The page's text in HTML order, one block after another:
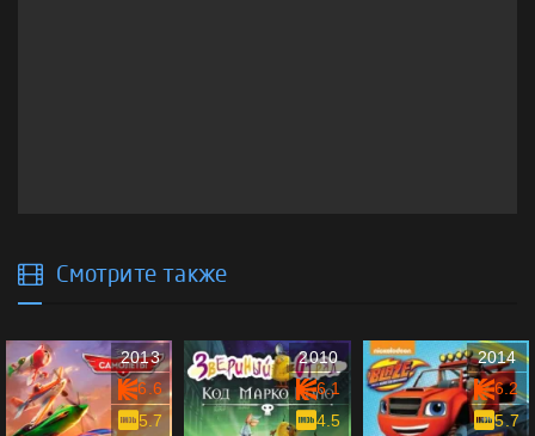
Смотрите также
2013
6.6
5.7
2010
6.1
4.5
2014
6.2
5.7